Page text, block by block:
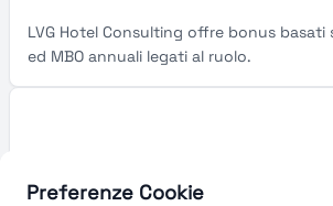
Preferenze Cookie
LVG Hotel Consulting offre bonus basati
ed MBO annuali legati al ruolo.